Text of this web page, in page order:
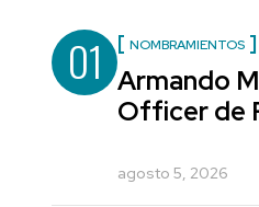
01 NOMBRAMIENTOS
Armando
Officer de
agosto 5, 2026